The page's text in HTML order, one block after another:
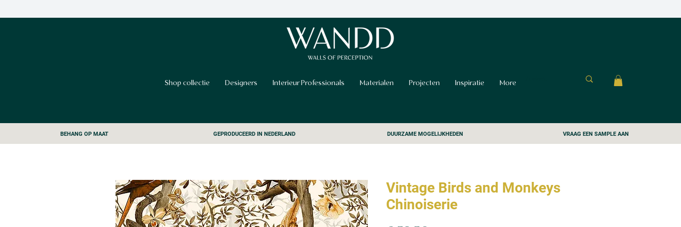
Shop collectie Designers Interieur Professionals Materialen Projecten Inspiratie More
BEHANG OP MAAT GEPRODUCEERD IN NEDERLAND DUURZAME MOGELIJKHEDEN VRAAG EEN SAMPLE AAN
Vintage Birds and Monkeys
Chinoiserie